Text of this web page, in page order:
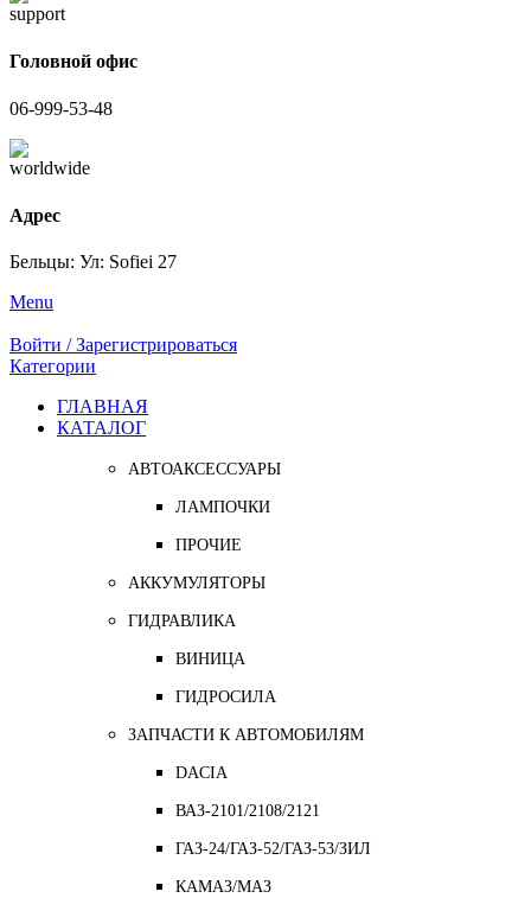
Головной офис
06-999-53-48
Адрес
Бельцы: Ул: Sofiei 27
Menu
Войти / Зарегистрироваться
Категории
ГЛАВНАЯ
КАТАЛОГ
АВТОАКСЕССУАРЫ
ЛАМПОЧКИ
ПРОЧИЕ
АККУМУЛЯТОРЫ
ГИДРАВЛИКА
ВИНИЦА
ГИДРОСИЛА
ЗАПЧАСТИ К АВТОМОБИЛЯМ
DACIA
ВАЗ-2101/2108/2121
ГАЗ-24/ГАЗ-52/ГАЗ-53/ЗИЛ
КАМАЗ/МАЗ